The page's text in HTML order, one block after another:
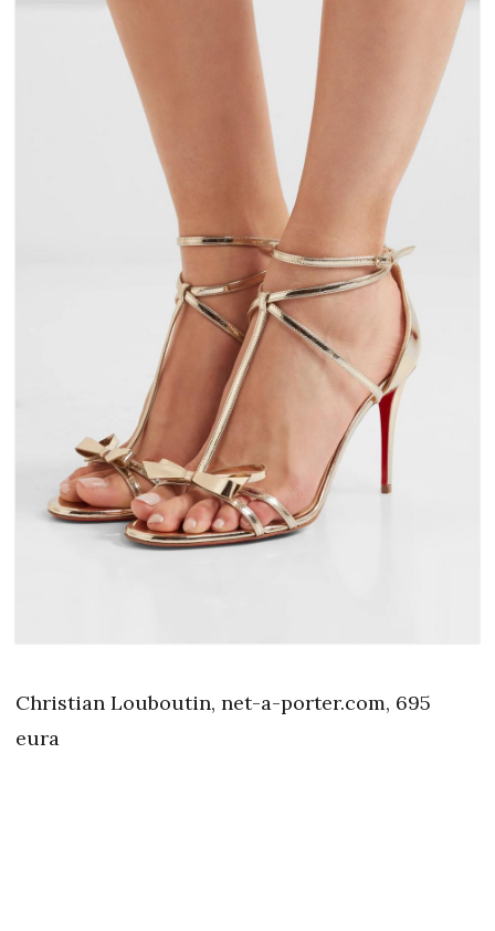
Christian Louboutin, net-a-porter.com, 695
eura